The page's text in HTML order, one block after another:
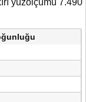
yüzölçümü 7.490